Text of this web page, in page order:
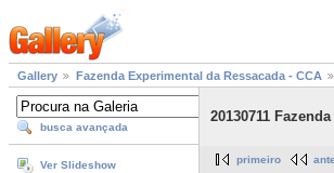
Gallery Fazenda Experimental da Ressacada - CCA
busca avançada
Ver Slideshow
20130711
primeiro